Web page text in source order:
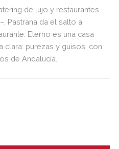
de lujo y restaurantes
Pastrana da el salto a
Eterno es una casa
clara: purezas y guisos, con
de Andalucía.